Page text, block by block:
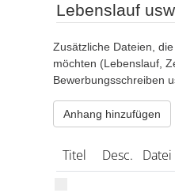
Lebenslauf
Zusätzliche Dateien,
möchten (Lebenslauf,
Bewerbungsschreiben
Anhang hinzufügen
Titel Desc. Datei